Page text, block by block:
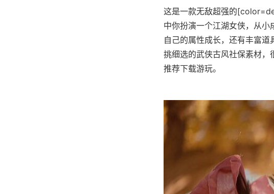
这是一款无敌超强的
中你扮演一个江湖女侠，从
自己的属性成长，还有丰富
挑细选的武侠古风社保素材，
推荐下载游玩。